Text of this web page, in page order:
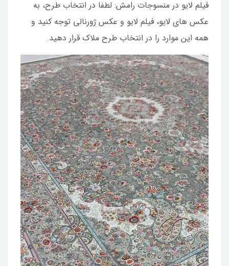
فیلم لایو در منسوجات رامش: لطفا در انتخاب طرح، به
عکس های لایو، فیلم لایو و عکس ژورنالی توجه کنید و
همه این موارد را در انتخاب طرح ملاک قرار دهید.